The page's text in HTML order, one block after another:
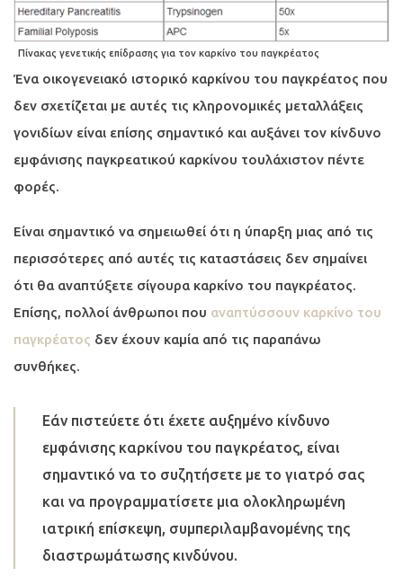
Πίνακας γενετικής επίδρασης για τον καρκίνο του παγκρέατος
Ένα οικογενειακό ιστορικό καρκίνου του παγκρέατος που
δεν σχετίζεται με αυτές τις κληρονομικές μεταλλάξεις
γονιδίων είναι επίσης σημαντικό και αυξάνει τον κίνδυνο
εμφάνισης παγκρεατικού καρκίνου τουλάχιστον πέντε
φορές.
Είναι σημαντικό να σημειωθεί ότι η ύπαρξη μιας από τις
περισσότερες από αυτές τις καταστάσεις δεν σημαίνει
ότι θα αναπτύξετε σίγουρα καρκίνο του παγκρέατος.
Επίσης, πολλοί άνθρωποι που αναπτύσσουν καρκίνο του
παγκρέατος δεν έχουν καμία από τις παραπάνω
συνθήκες.
Εάν πιστεύετε ότι έχετε αυξημένο κίνδυνο
εμφάνισης καρκίνου του παγκρέατος, είναι
σημαντικό να το συζητήσετε με το γιατρό σας
και να προγραμματίσετε μια ολοκληρωμένη
ιατρική επίσκεψη, συμπεριλαμβανομένης της
διαστρωμάτωσης κινδύνου.